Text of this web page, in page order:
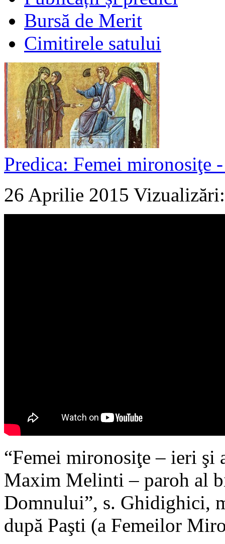
Bursă de Merit
Cimitirele satului
Predica: Femei mironosiţe
26 Aprilie 2015
“Femei mironosiţe – ieri şi
Maxim Melinti – paroh al
Domnului”, s. Ghidighici,
după Paşti (a Femeilor